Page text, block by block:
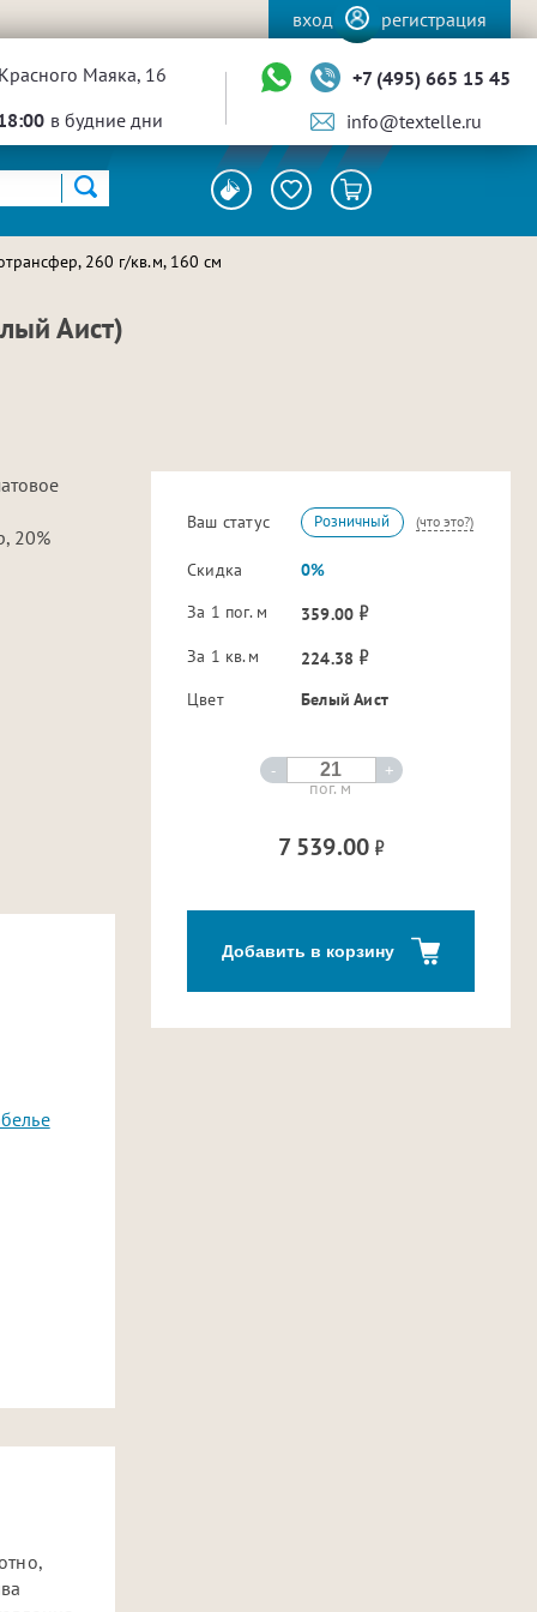
вход регистрация
Маяка, 16
в будние дни
+7 (495) 665 15 45
info@textelle.ru
260 г/кв.м, 160 см
Аист)
20%
Ваш статус Розничный (что это?)
Скидка
0%
За 1 пог. м
359.00
За 1 кв.м
224.38
Цвет
Белый Аист
- +
пог. м
7 539.00
Добавить в корзину